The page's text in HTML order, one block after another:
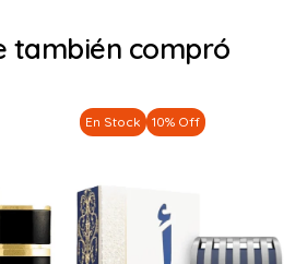
también compró
En Stock 10% Off